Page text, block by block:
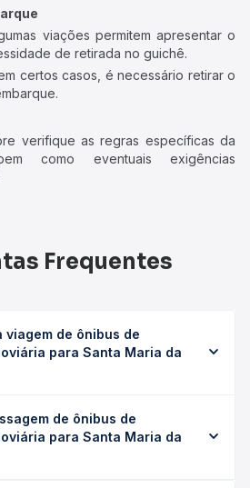
viações permitem apresentar o
de retirada no guichê.
certos casos, é necessário retirar o
verifique as regras específicas da
como eventuais exigências
Frequentes
viagem de ônibus de
para Santa Maria da
leva em média 1h 4min,
a viação, o tipo de serviço
ou leito) e as condições de
de ônibus de
para Santa Maria da